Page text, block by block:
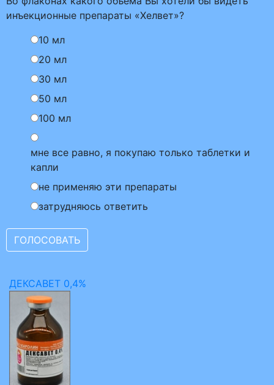
инъекционные препараты «Хелвет»?
10 мл
20 мл
30 мл
50 мл
100 мл
мне все равно, я покупаю только таблетки и
капли
не применяю эти препараты
затрудняюсь ответить
ДЕКСАВЕТ 0,4%